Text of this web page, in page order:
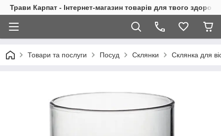
Трави Карпат - Інтернет-магазин товарів для твого
Товари та послуги Посуд Склянки Склянка для